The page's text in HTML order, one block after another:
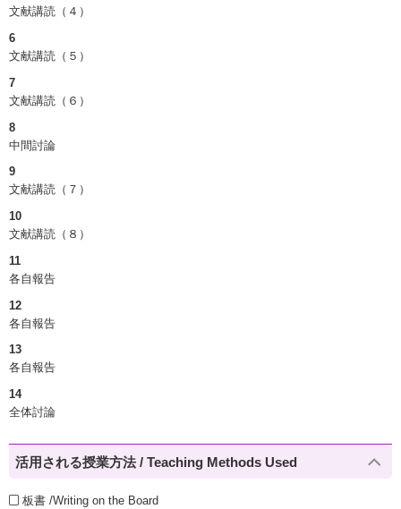
文献講読（４）
6
文献講読（５）
7
文献講読（６）
8
中間討論
9
文献講読（７）
10
文献講読（８）
11
各自報告
12
各自報告
13
各自報告
14
全体討論
活用される授業方法 / Teaching Methods Used
板書 /Writing on the Board